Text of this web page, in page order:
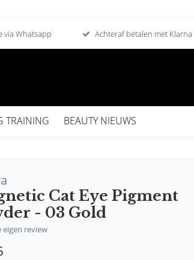
via Whatsapp Achteraf betalen met Klarna
TRAINING BEAUTY NIEUWS
Cat Eye Pigment
- 03 Gold
eigen review